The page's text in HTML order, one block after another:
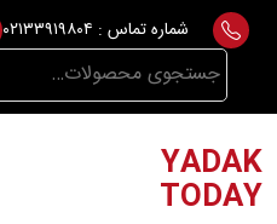
Skip
content
شماره تماس : ۰۲۱۳۳۹۱۹۸۰۴
جستجو
برای:
YADAK
TODAY